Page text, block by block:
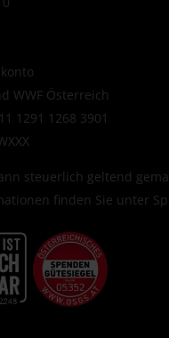
WWF Österreich
1291 1268 3901
steuerlich geltend
finden Sie unter